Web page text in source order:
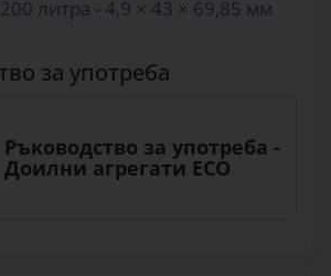
литра - 4,9 × 43 × 69,85 мм
за употреба
Ръководство за употреба -
Доилни агрегати ECO